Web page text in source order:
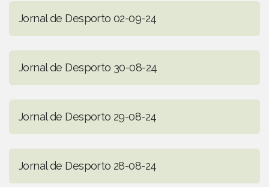
Jornal de Desporto 02-09-24
Jornal de Desporto 30-08-24
Jornal de Desporto 29-08-24
Jornal de Desporto 28-08-24